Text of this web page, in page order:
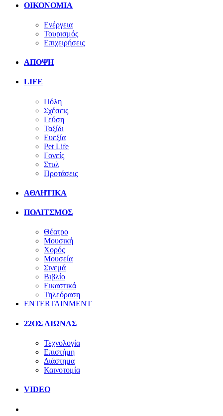
ΟΙΚΟΝΟΜΙΑ
Ενέργεια
Τουρισμός
Επιχειρήσεις
ΑΠΟΨΗ
LIFE
Πόλη
Σχέσεις
Γεύση
Ταξίδι
Ευεξία
Pet Life
Γονείς
Στυλ
Προτάσεις
ΑΘΛΗΤΙΚΑ
ΠΟΛΙΤΣΜΟΣ
Θέατρο
Μουσική
Χορός
Μουσεία
Σινεμά
Βιβλίο
Εικαστικά
Τηλεόραση
ENTERTAINMENT
22ΟΣ ΑΙΩΝΑΣ
Τεχνολογία
Επιστήμη
Διάστημα
Καινοτομία
VIDEO